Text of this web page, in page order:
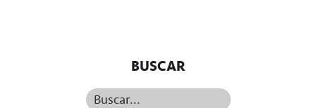
BUSCAR
Buscar...